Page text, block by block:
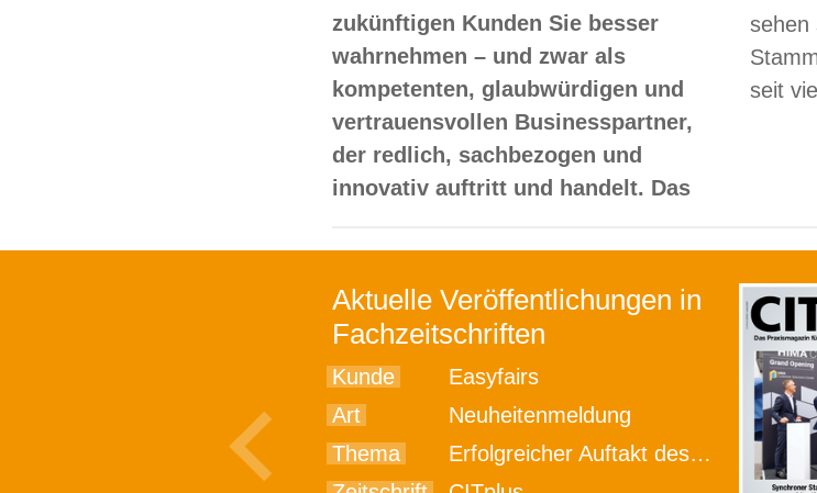
zukünftigen Kunden Sie besser
wahrnehmen – und zwar als
kompetenten, glaubwürdigen und
vertrauensvollen Businesspartner,
der redlich, sachbezogen und
innovativ auftritt und handelt. Das
sehen
seit
Aktuelle Veröffentlichungen in
Fachzeitschriften
Kunde
Easyfairs
Art
Neuheitenmeldung
Thema
Erfolgreicher Auftakt des Fachmesse-Trios